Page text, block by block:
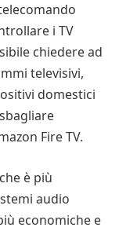
i TV
chiedere ad
televisivi,
domestici
Fire TV.
è più
audio
economiche e